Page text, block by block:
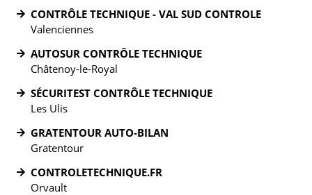
CONTRÔLE TECHNIQUE - VAL SUD CONTROLE
Valenciennes
AUTOSUR CONTRÔLE TECHNIQUE
Châtenoy-le-Royal
SÉCURITEST CONTRÔLE TECHNIQUE
Les Ulis
GRATENTOUR AUTO-BILAN
Gratentour
CONTROLETECHNIQUE.FR
Orvault